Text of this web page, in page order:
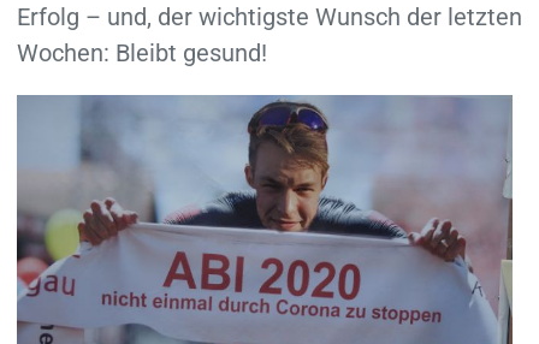
Erfolg – und, der wichtigste Wunsch der letzten
Wochen: Bleibt gesund!